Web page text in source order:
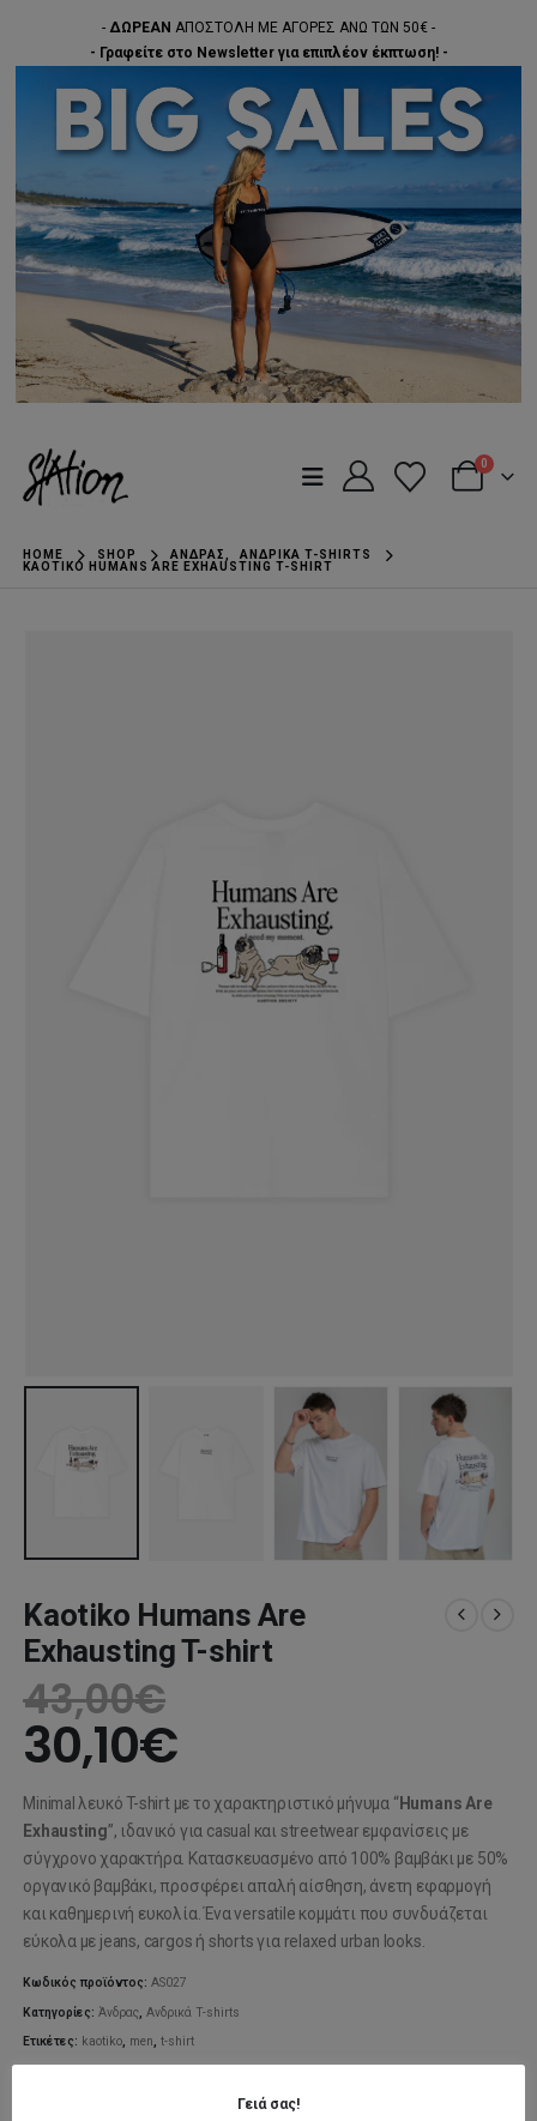
- ΔΩΡΕΑΝ ΑΠΟΣΤΟΛΗ ΜΕ ΑΓΟΡΕΣ ΑΝΩ ΤΩΝ 50€ -
- Γραφείτε στο Newsletter για επιπλέον έκπτωση! -
0
HOME SHOP ΆΝΔΡΑΣ,
ΑΝΔΡΙΚΆ T-SHIRTS
KAOTIKO HUMANS ARE EXHAUSTING T-SHIRT
Kaotiko Humans Are
Exhausting T-shirt
43,00€
30,10€
Minimal λευκό T-shirt με το χαρακτηριστικό μήνυμα “Humans Are
Exhausting”, ιδανικό για casual και streetwear εμφανίσεις με
σύγχρονο χαρακτήρα. Κατασκευασμένο από 100% βαμβάκι με 50%
οργανικό βαμβάκι, προσφέρει απαλή αίσθηση, άνετη εφαρμογή
και καθημερινή ευκολία. Ένα versatile κομμάτι που συνδυάζεται
εύκολα με jeans, cargos ή shorts για relaxed urban looks.
Κωδικός προϊόντος:AS027
Κατηγορίες:Άνδρας,Ανδρικά T-shirts
Ετικέτες: kaotiko, men,t-shirt
Γειά σας!